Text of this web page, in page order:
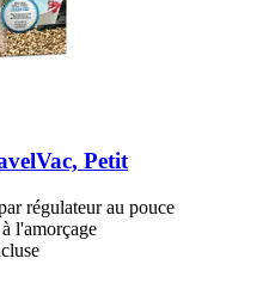
Petit
régulateur au pouce
l'amorçage